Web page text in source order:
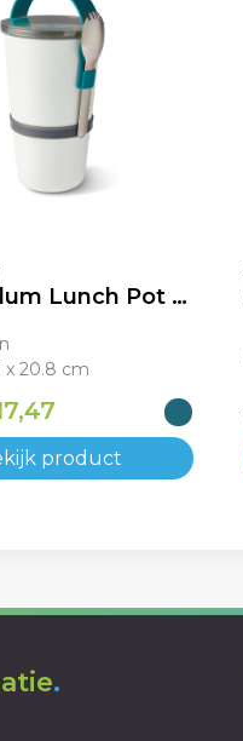
Black+Blum Lunch Pot Origineel
x 20.8 cm
product
.